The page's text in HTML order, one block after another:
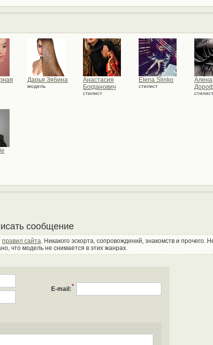
Дарья Зябина
модель
Анастасия
Богданович
стилист
Elena Slinko
стилист
Алена
стилист
сообщение
правил сайта. Никакого эскорта, сопровождений, знакомств и прочего.
что модель не снимается в этих жанрах.
E-mail:*